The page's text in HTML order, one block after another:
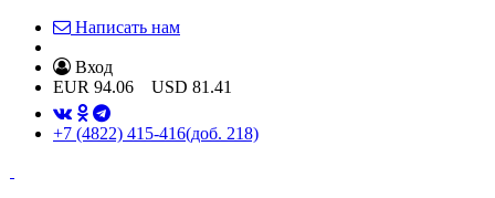
Написать нам
Вход
EUR 94.06 USD 81.41
+7 (4822) 415-416(доб. 218)